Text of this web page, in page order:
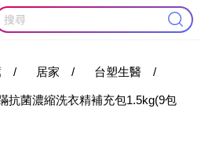
/ 居家 / 台塑生醫 /
抗菌濃縮洗衣精補充包1.5kg(9包